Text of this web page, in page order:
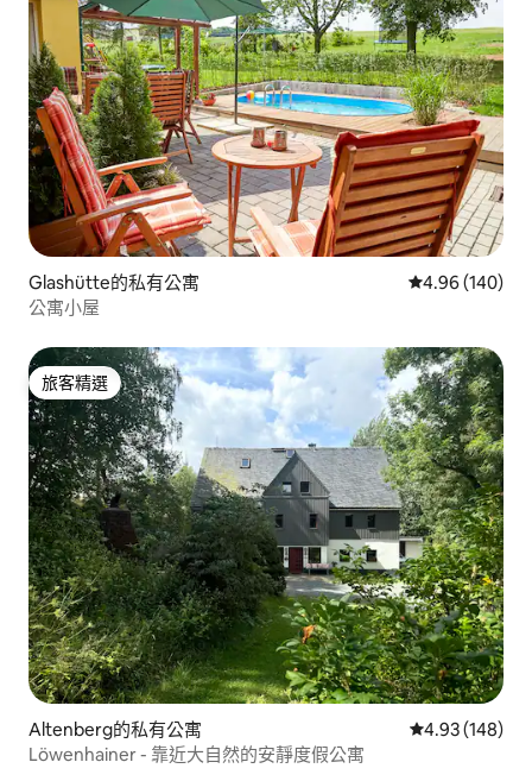
Glashütte的私有公寓 從 140 則評價
4.96 (140)
公寓小屋
旅客精選
旅客精選
Altenberg的私有公寓 從 148 則評價
4.93 (148)
Löwenhainer - 靠近大自然的安靜度假公寓